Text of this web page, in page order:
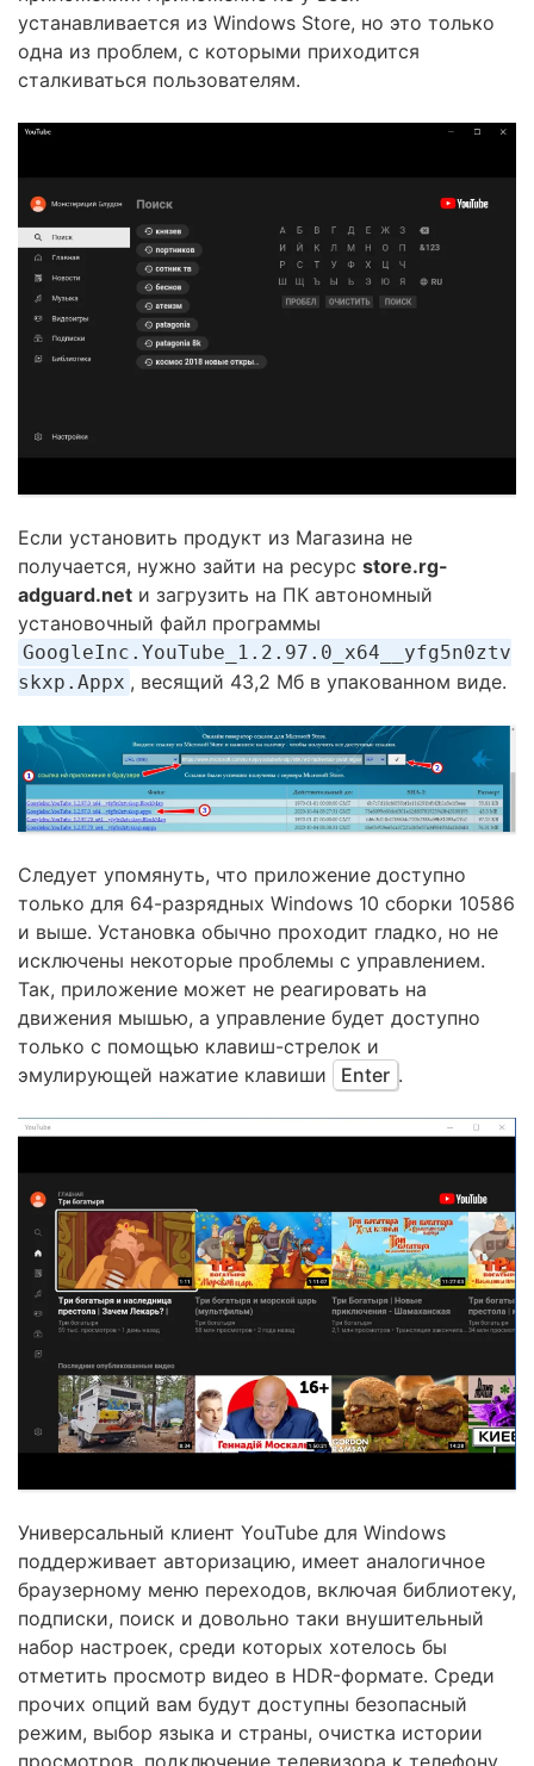
устанавливается из Windows Store, но это только
одна из проблем, с которыми приходится
сталкиваться пользователям.
Если установить продукт из Магазина не
получается, нужно зайти на ресурс store.rg-
adguard.net и загрузить на ПК автономный
установочный файл программы
GoogleInc.YouTube_1.2.97.0_x64__yfg5n0ztv
skxp.Appx , весящий 43,2 Мб в упакованном виде.
Следует упомянуть, что приложение доступно
только для 64-разрядных Windows 10 сборки 10586
и выше. Установка обычно проходит гладко, но не
исключены некоторые проблемы с управлением.
Так, приложение может не реагировать на
движения мышью, а управление будет доступно
только с помощью клавиш-стрелок и
эмулирующей нажатие клавиши
Enter .
Универсальный клиент YouTube для Windows
поддерживает авторизацию, имеет аналогичное
браузерному меню переходов, включая библиотеку,
подписки, поиск и довольно таки внушительный
набор настроек, среди которых хотелось бы
отметить просмотр видео в HDR-формате. Среди
прочих опций вам будут доступны безопасный
режим, выбор языка и страны, очистка истории
просмотров, подключение телевизора к телефону